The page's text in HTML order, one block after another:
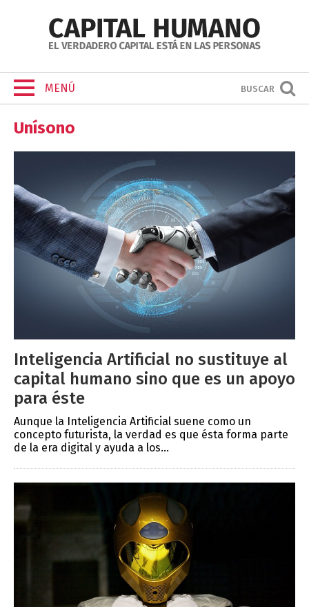
MENÚ BUSCAR
Unísono
Inteligencia Artificial no sustituye al
capital humano sino que es un apoyo
para éste
Aunque la Inteligencia Artificial suene como un
concepto futurista, la verdad es que ésta forma parte
de la era digital y ayuda a los...